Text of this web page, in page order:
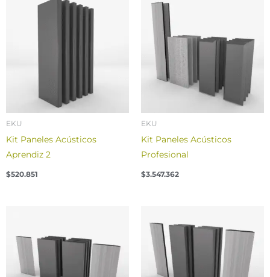
EKU
Kit Paneles Acústicos
Aprendiz 2
$520.851
EKU
Kit Paneles Acústicos
Profesional
$3.547.362